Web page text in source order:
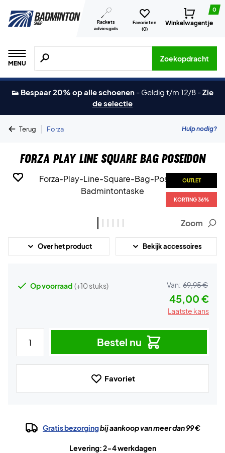
Rackets
adviesgids
Favorieten
(0)
0
Winkelwagentje
MENU
Zoeken naar producten, merken etc.
Zoekopdracht
👟 Bespaar 20% op alle schoenen - Geldig t/m 12/8 -Zie
de selectie
Terug | Forza Hulp nodig?
Forza Play Line Square Bag Poseidon
OUTLET
KORTING 36%
OUTLET
KORTING 36%
OUTLET
KORTING 36%
OUTLET
KORTING 36%
OUTLET
KORTING 36%
OUTLET
KORTING 36%
Zoom
Over het product Bekijk accessoires
Op voorraad (+10 stuks) Van: 69,95 €
45,00 €
Laatste kans
Bestel nu
Favoriet
Gratis bezorgingbij aankoop van meer dan 99 €
Levering: 2-4 werkdagen